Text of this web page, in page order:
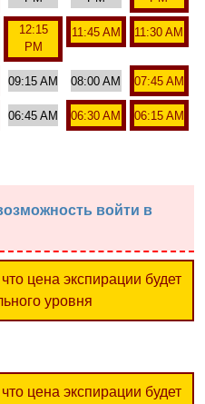
12:15
PM
11:45 AM 11:30 AM
09:15 AM 08:00 AM 07:45 AM
06:45 AM 06:30 AM 06:15 AM
войти в
цена экспирации будет
уровня
цена экспирации будет